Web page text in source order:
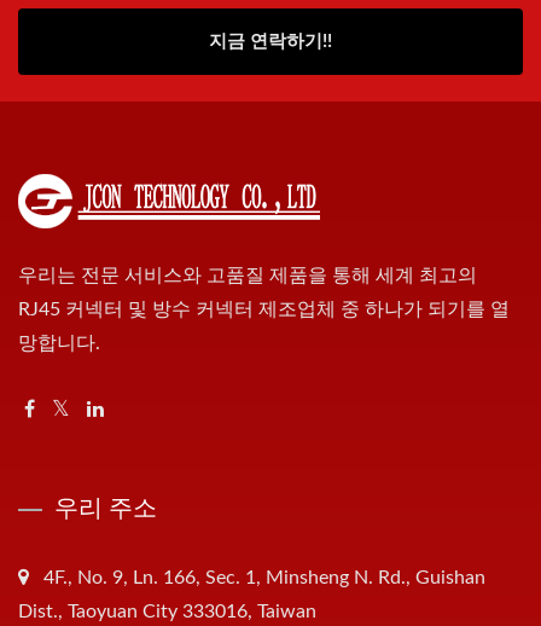
지금 연락하기!!
우리는 전문 서비스와 고품질 제품을 통해 세계 최고의
RJ45 커넥터 및 방수 커넥터 제조업체 중 하나가 되기를 열
망합니다.
우리 주소
4F., No. 9, Ln. 166, Sec. 1, Minsheng N. Rd., Guishan
Dist., Taoyuan City 333016, Taiwan